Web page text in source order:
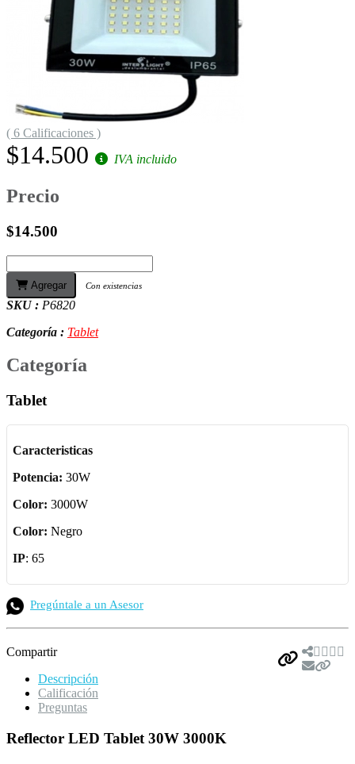
( 6 Calificaciones )
$14.500 IVA incluido
Precio
$14.500
Agregar Con existencias
SKU : P6820
Categoría : Tablet
Categoría
Tablet
Caracteristicas
Potencia: 30W
Color: 3000W
Color: Negro
IP: 65
Pregúntale a un Asesor
Compartir
Descripción
Calificación
Preguntas
Reflector LED Tablet 30W 3000K